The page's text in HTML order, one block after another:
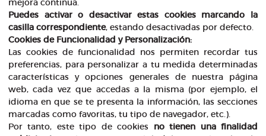
mejora continua.
Puedes activar o desactivar estas cookies marcando la
casilla correspondiente, estando desactivadas por defecto.
Cookies de Funcionalidad y Personalización:
Las cookies de funcionalidad nos permiten recordar tus
preferencias, para personalizar a tu medida determinadas
características y opciones generales de nuestra página
web, cada vez que accedas a la misma (por ejemplo, el
idioma en que se te presenta la información, las secciones
marcadas como favoritas, tu tipo de navegador, etc.).
Por tanto, este tipo de cookies no tienen una finalidad